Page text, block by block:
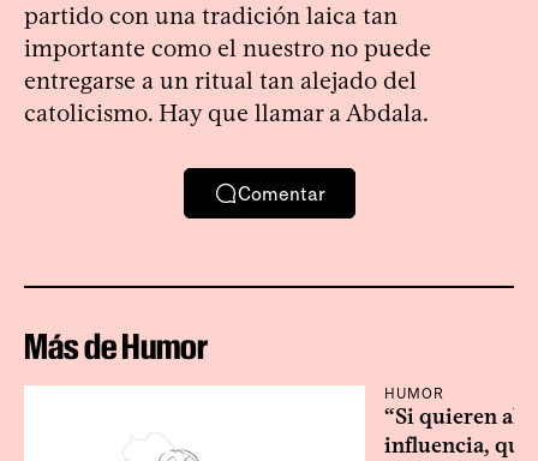
partido con una tradición laica tan
importante como el nuestro no puede
entregarse a un ritual tan alejado del
catolicismo. Hay que llamar a Abdala.
Comentar
Más de Humor
HUMOR
“Si quieren
influencia, que